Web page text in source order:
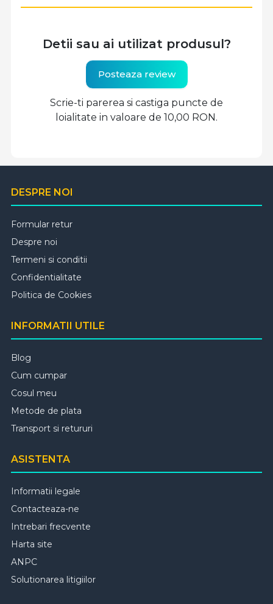
Detii sau ai utilizat produsul?
Posteaza review
Scrie-ti parerea si castiga puncte de
loialitate in valoare de 10,00 RON.
DESPRE NOI
Formular retur
Despre noi
Termeni si conditii
Confidentialitate
Politica de Cookies
INFORMATII UTILE
Blog
Cum cumpar
Cosul meu
Metode de plata
Transport si retururi
ASISTENTA
Informatii legale
Contacteaza-ne
Intrebari frecvente
Harta site
ANPC
Solutionarea litigiilor